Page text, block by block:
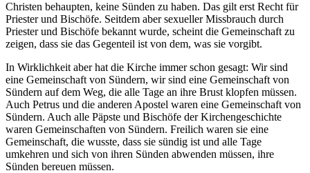
Christen behaupten, keine Sünden zu haben. Das gilt erst Recht für
Priester und Bischöfe. Seitdem aber sexueller Missbrauch durch
Priester und Bischöfe bekannt wurde, scheint die Gemeinschaft zu
zeigen, dass sie das Gegenteil ist von dem, was sie vorgibt.
In Wirklichkeit aber hat die Kirche immer schon gesagt: Wir sind
eine Gemeinschaft von Sündern, wir sind eine Gemeinschaft von
Sündern auf dem Weg, die alle Tage an ihre Brust klopfen müssen.
Auch Petrus und die anderen Apostel waren eine Gemeinschaft von
Sündern. Auch alle Päpste und Bischöfe der Kirchengeschichte
waren Gemeinschaften von Sündern. Freilich waren sie eine
Gemeinschaft, die wusste, dass sie sündig ist und alle Tage
umkehren und sich von ihren Sünden abwenden müssen, ihre
Sünden bereuen müssen.